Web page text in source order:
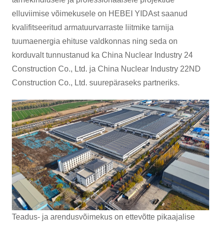
elluviimise võimekusele on HEBEI YIDAst saanud
kvalifitseeritud armatuurvarraste liitmike tarnija
tuumaenergia ehituse valdkonnas ning seda on
korduvalt tunnustanud ka China Nuclear Industry 24
Construction Co., Ltd. ja China Nuclear Industry 22ND
Construction Co., Ltd. suurepäraseks partneriks.
Teadus- ja arendusvõimekus on ettevõtte pikaajalise